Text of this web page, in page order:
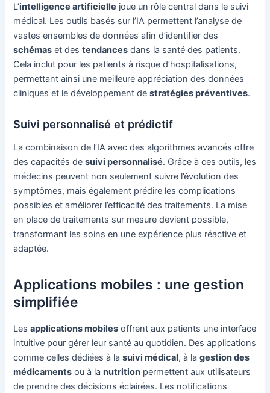
L’intelligence artificielle joue un rôle central dans le suivi
médical. Les outils basés sur l’IA permettent l’analyse de
vastes ensembles de données afin d’identifier des
schémas et destendances dans la santé des patients.
Cela inclut pour les patients à risque d’hospitalisations,
permettant ainsi une meilleure appréciation des données
cliniques et le développement destratégies préventives.
Suivi personnalisé et prédictif
La combinaison de l’IA avec des algorithmes avancés offre
des capacités desuivi personnalisé. Grâce à ces outils, les
médecins peuvent non seulement suivre l’évolution des
symptômes, mais également prédire les complications
possibles et améliorer l’efficacité des traitements. La mise
en place de traitements sur mesure devient possible,
transformant les soins en une expérience plus réactive et
adaptée.
Applications mobiles : une gestion
simplifiée
Lesapplications mobiles offrent aux patients une interface
intuitive pour gérer leur santé au quotidien. Des applications
comme celles dédiées à lasuivi médical, à lagestion des
médicaments ou à lanutrition permettent aux utilisateurs
de prendre des décisions éclairées. Les notifications